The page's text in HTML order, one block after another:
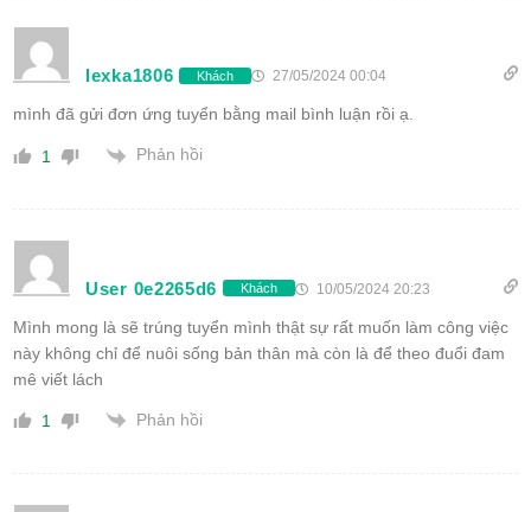
lexka1806 Khách 27/05/2024 00:04
mình đã gửi đơn ứng tuyển bằng mail bình luận rồi ạ.
1 Phản hồi
User 0e2265d6 Khách 10/05/2024 20:23
Mình mong là sẽ trúng tuyển mình thật sự rất muốn làm công việc
này không chỉ để nuôi sống bản thân mà còn là để theo đuổi đam
mê viết lách
1 Phản hồi